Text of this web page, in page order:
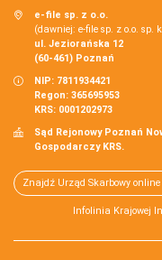
e-file sp. z o.o.
(dawniej: e-file sp. z o.o. sp.
ul. Jeziorańska 12
(60-461) Poznań
NIP: 7811934421
Regon: 365695953
KRS: 0001202973
Sąd Rejonowy Poznań
Gospodarczy KRS.
Znajdź Urząd Skarbowy online
Infolinia Krajowej